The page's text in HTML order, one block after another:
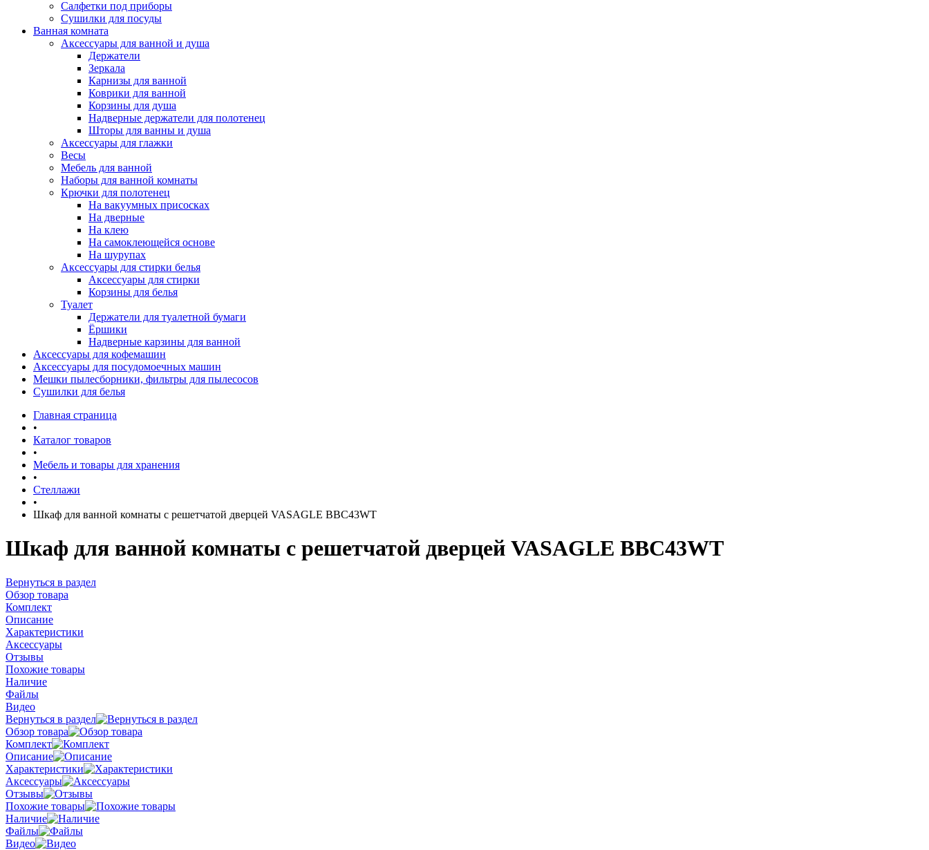
Салфетки под приборы
Сушилки для посуды
Ванная комната
Аксессуары для ванной и душа
Держатели
Зеркала
Карнизы для ванной
Коврики для ванной
Корзины для душа
Надверные держатели для полотенец
Шторы для ванны и душа
Аксессуары для глажки
Весы
Мебель для ванной
Наборы для ванной комнаты
Крючки для полотенец
На вакуумных присосках
На дверные
На клею
На самоклеющейся основе
На шурупах
Аксессуары для стирки белья
Аксессуары для стирки
Корзины для белья
Туалет
Держатели для туалетной бумаги
Ёршики
Надверные карзины для ванной
Аксессуары для кофемашин
Аксессуары для посудомоечных машин
Мешки пылесборники, фильтры для пылесосов
Сушилки для белья
Главная страница
•
Каталог товаров
•
Мебель и товары для хранения
•
Стеллажи
•
Шкаф для ванной комнаты с решетчатой дверцей VASAGLE BBC43WT
Шкаф для ванной комнаты с решетчатой дверцей VASAGLE BBC43WT
Вернуться в раздел
Обзор товара
Комплект
Описание
Характеристики
Аксессуары
Отзывы
Похожие товары
Наличие
Файлы
Видео
Вернуться в раздел
Обзор товара
Комплект
Описание
Характеристики
Аксессуары
Отзывы
Похожие товары
Наличие
Файлы
Видео